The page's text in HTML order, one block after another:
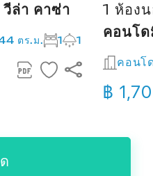
ล่า คาซ่า
ตร.ม. 1 1
1 ห้อง
คอนโด
คอนโ
฿